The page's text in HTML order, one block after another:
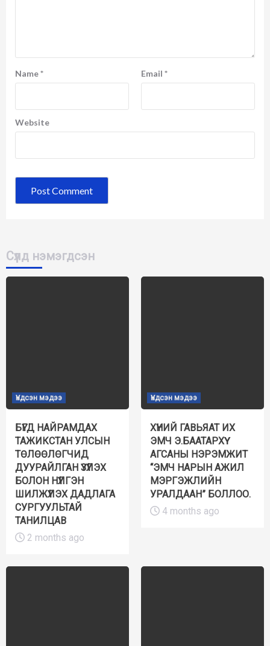
Name* Email *
Website
Сүүлд нэмэгдсэн
Үндсэн мэдээ
БҮГД НАЙРАМДАХ
ТАЖИКСТАН УЛСЫН
ТӨЛӨӨЛӨГЧИД
ДУУРАЙЛГАН ҮЗҮҮЛЭХ
БОЛОН НҮҮЛГЭН
ШИЛЖҮҮЛЭХ ДАДЛАГА
СУРГУУЛЬТАЙ
ТАНИЛЦАВ
2 months ago
Үндсэн мэдээ
ХҮНИЙ ГАВЬЯАТ ИХ
ЭМЧ Э.БААТАРХҮҮ
АГСАНЫ НЭРЭМЖИТ
“ЭМЧ НАРЫН АЖИЛ
МЭРГЭЖЛИЙН
УРАЛДААН” БОЛЛОО.
4 months ago